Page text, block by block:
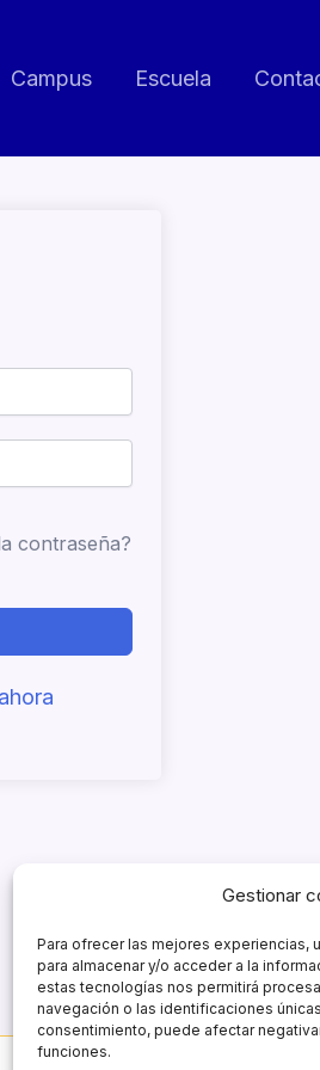
Gestionar
Para ofrecer las mejores experiencias,
para almacenar y/o acceder a la
estas tecnologías nos permitirá
navegación o las identificaciones
consentimiento, puede afectar
funciones.
Campus Escuela
contraseña?